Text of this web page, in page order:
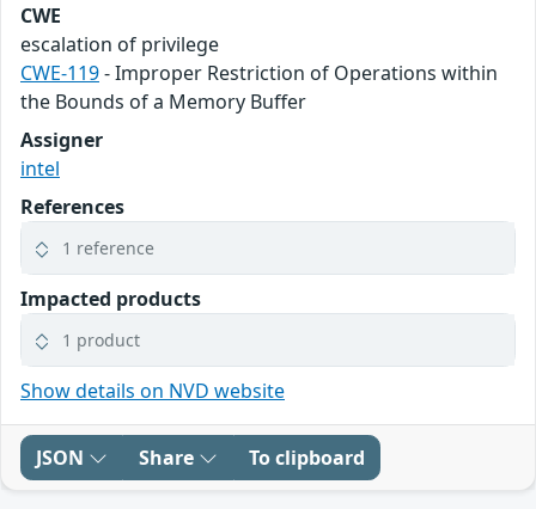
CWE
escalation of privilege
CWE-119- Improper Restriction of Operations within
the Bounds of a Memory Buffer
Assigner
intel
References
1 reference
Impacted products
1 product
Show details on NVD website
JSON Share To clipboard